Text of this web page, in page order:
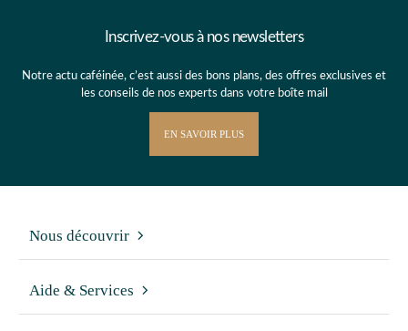
Inscrivez-vous à nos newsletters
Notre actu caféinée, c’est aussi des bons plans, des offres exclusives et
les conseils de nos experts dans votre boîte mail
EN SAVOIR PLUS
Nous découvrir
Aide & Services